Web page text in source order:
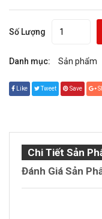
Số Lượng
Danh mục: Sản phẩm
Like Tweet Save
Chi Tiết Sản
Đánh Giá Sản